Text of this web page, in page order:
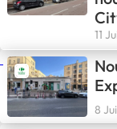
11
8